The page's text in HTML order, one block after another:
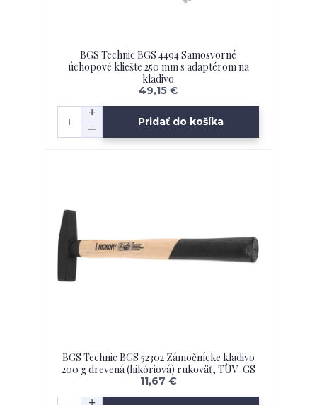
BGS Technic BGS 4494 Samosvorné
úchopové kliešte 250 mm s adaptérom na
kladivo
49,15 €
Pridať do košíka
BGS Technic BGS 52302 Zámočnícke kladivo
200 g drevená (hikóriová) rukoväť, TÜV-GS
11,67 €